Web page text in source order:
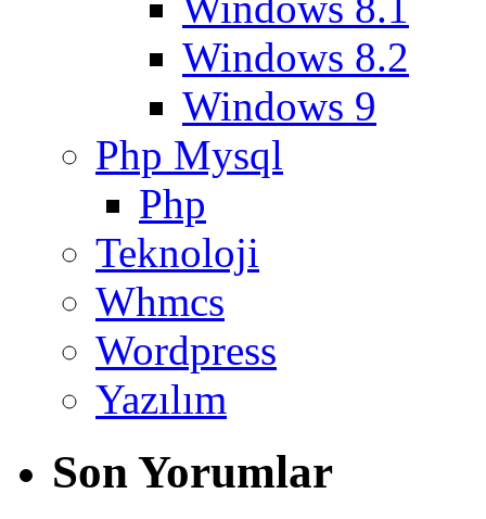
Windows 8.2
Windows 9
Php Mysql
Php
Teknoloji
Whmcs
Wordpress
Yazılım
Son Yorumlar